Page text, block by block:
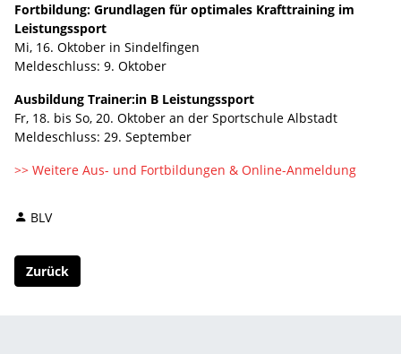
Fortbildung: Grundlagen für optimales Krafttraining im
Leistungssport
Mi, 16. Oktober in Sindelfingen
Meldeschluss: 9. Oktober
Ausbildung Trainer:in B Leistungssport
Fr, 18. bis So, 20. Oktober an der Sportschule Albstadt
Meldeschluss: 29. September
>> Weitere Aus- und Fortbildungen & Online-Anmeldung
BLV
Zurück